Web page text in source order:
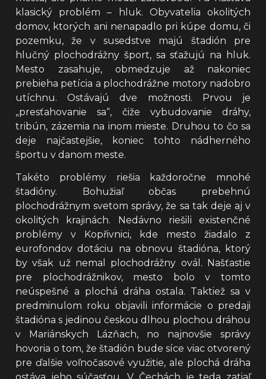
klasický problém – hluk. Obyvatelia okolitých
domov, ktorých ani nenapadlo pri kúpe domu, či
pozemku, že v susedstve majú štadión pre
hlučný plochodrážny šport, sa sťažujú na hluk.
Mesto zasahuje, obmedzuje až nakoniec
prebieha petícia a plochodrážne motory nadobro
utíchnu. Ostávajú dve možnosti. Prvou je
„presťahovanie sa“, čiže vybudovanie dráhy,
tribún, zázemia na inom mieste. Druhou to čo sa
deje najčastejšie, koniec tohto nádherného
športu v danom meste.
Takéto problémy riešia každoročne mnohé
štadióny. Bohužiaľ občas prebehnú
plochodrážnym svetom správy, že sa tak deje aj v
okolitých krajinách. Nedávno riešili existenčné
problémy v Kopřivnici, kde mesto žiadalo z
eurofondov dotáciu na obnovu štadióna, ktorý
by však už nemal plochodrážny ovál. Našťastie
pre plochodrážnikov, mesto bolo v tomto
neúspešné a plochá dráha ostala. Taktiež sa v
predminulom roku objavili informácie o predaji
štadióna s jedinou českou dlhou plochou dráhou
v Mariánskych Lázňach, no najnovšie správy
hovoria o tom, že štadión bude síce viac otvorený
pre ďalšie voľnočasové využitie, ale plochá dráha